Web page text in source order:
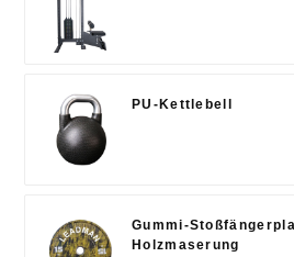
PU-Kettlebell
Gummi-
Holzmaserung